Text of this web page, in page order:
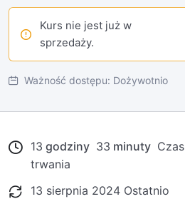
Kurs nie jest już w
sprzedaży.
Ważność dostępu: Dożywotnio
13 godziny 33 minuty Czas
trwania
13 sierpnia 2024 Ostatnio